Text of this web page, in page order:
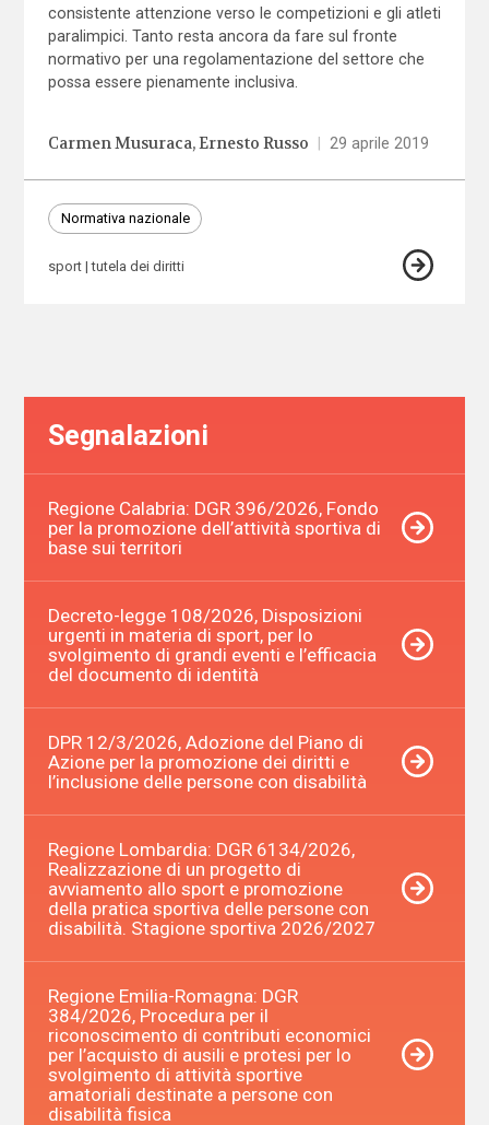
consistente attenzione verso le competizioni e gli atleti
paralimpici. Tanto resta ancora da fare sul fronte
normativo per una regolamentazione del settore che
possa essere pienamente inclusiva.
Carmen Musuraca Ernesto Russo 29 aprile 2019
Normativa nazionale
sport tutela dei diritti
Segnalazioni
Regione Calabria: DGR 396/2026, Fondo
per la promozione dell’attività sportiva di
base sui territori
Decreto-legge 108/2026, Disposizioni
urgenti in materia di sport, per lo
svolgimento di grandi eventi e l’efficacia
del documento di identità
DPR 12/3/2026, Adozione del Piano di
Azione per la promozione dei diritti e
l’inclusione delle persone con disabilità
Regione Lombardia: DGR 6134/2026,
Realizzazione di un progetto di
avviamento allo sport e promozione
della pratica sportiva delle persone con
disabilità. Stagione sportiva 2026/2027
Regione Emilia-Romagna: DGR
384/2026, Procedura per il
riconoscimento di contributi economici
per l’acquisto di ausili e protesi per lo
svolgimento di attività sportive
amatoriali destinate a persone con
disabilità fisica